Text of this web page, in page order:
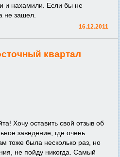
и нахамили. Если бы не
не зашел.
16.12.2011
квартал
Хочу оставить свой отзыв об
заведение, где очень
тоже была несколько раз, но
не пойду никогда. Самый